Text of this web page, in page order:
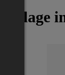
Village